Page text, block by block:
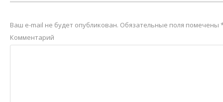
Ваш e-mail не будет опубликован. Обязательные поля помечены
Комментарий